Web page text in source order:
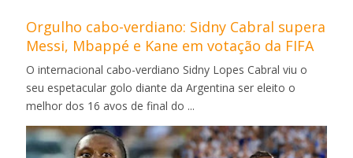
Orgulho cabo-verdiano: Sidny Cabral supera
Messi, Mbappé e Kane em votação da FIFA
O internacional cabo-verdiano Sidny Lopes Cabral viu o
seu espetacular golo diante da Argentina ser eleito o
melhor dos 16 avos de final do ...